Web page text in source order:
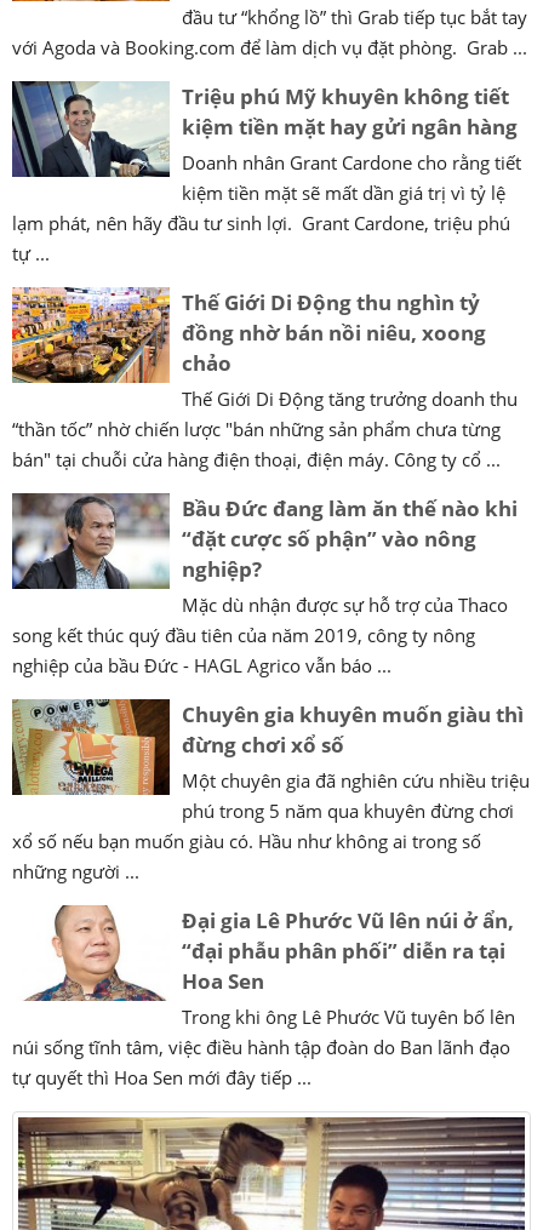
đầu tư “khổng lồ” thì Grab tiếp tục bắt tay
với Agoda và Booking.com để làm dịch vụ đặt phòng. Grab ...
Triệu phú Mỹ khuyên không tiết
kiệm tiền mặt hay gửi ngân hàng
Doanh nhân Grant Cardone cho rằng tiết
kiệm tiền mặt sẽ mất dần giá trị vì tỷ lệ
lạm phát, nên hãy đầu tư sinh lợi. Grant Cardone, triệu phú
tự ...
Thế Giới Di Động thu nghìn tỷ
đồng nhờ bán nồi niêu, xoong
chảo
Thế Giới Di Động tăng trưởng doanh thu
“thần tốc” nhờ chiến lược "bán những sản phẩm chưa từng
bán" tại chuỗi cửa hàng điện thoại, điện máy. Công ty cổ ...
Bầu Đức đang làm ăn thế nào khi
“đặt cược số phận” vào nông
nghiệp?
Mặc dù nhận được sự hỗ trợ của Thaco
song kết thúc quý đầu tiên của năm 2019, công ty nông
nghiệp của bầu Đức - HAGL Agrico vẫn báo ...
Chuyên gia khuyên muốn giàu thì
đừng chơi xổ số
Một chuyên gia đã nghiên cứu nhiều triệu
phú trong 5 năm qua khuyên đừng chơi
xổ số nếu bạn muốn giàu có. Hầu như không ai trong số
những người ...
Đại gia Lê Phước Vũ lên núi ở ẩn,
“đại phẫu phân phối” diễn ra tại
Hoa Sen
Trong khi ông Lê Phước Vũ tuyên bố lên
núi sống tĩnh tâm, việc điều hành tập đoàn do Ban lãnh đạo
tự quyết thì Hoa Sen mới đây tiếp ...